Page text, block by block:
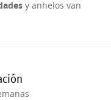
y anhelos van